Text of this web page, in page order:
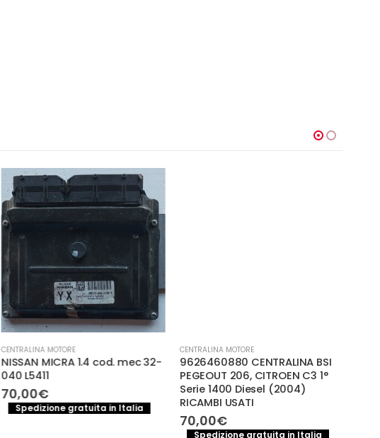
CENTRALINA MOTORE
NISSAN MICRA 1.4 cod. mec 32-
040 L5411
70,00€
Spedizione gratuita in Italia
CENTRALINA MOTORE
9626460880 CENTRALINA BSI
PEGEOUT 206, CITROEN C3 1°
Serie 1400 Diesel (2004)
RICAMBI USATI
70,00€
Spedizione gratuita in Italia